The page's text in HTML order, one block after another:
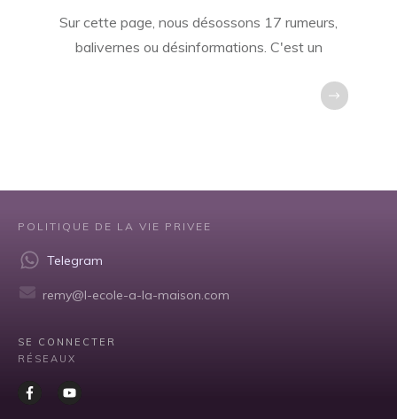
Sur cette page, nous désossons 17 rumeurs,
balivernes ou désinformations. C'est un
POLITIQUE DE LA VIE PRIVEE
Telegram
remy@l-ecole-a-la-maison.com
SE CONNECTER
RÉSEAUX